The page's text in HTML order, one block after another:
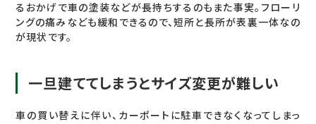
るおかげで車の塗装などが長持ちするのもまた事実。フローリ
ングの痛みなども緩和できるので、短所と長所が表裏一体なの
が現状です。
一旦建ててしまうとサイズ変更が難しい
車の買い替えに伴い、カーポートに駐車できなくなってしまっ